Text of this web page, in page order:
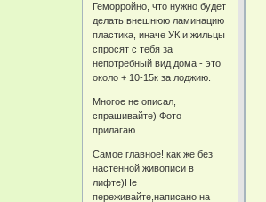
Геморройно, что нужно будет
делать внешнюю ламинацию
пластика, иначе УК и жильцы
спросят с тебя за
непотребный вид дома - это
около + 10-15к за лоджию.
Многое не описал,
спрашивайте) Фото
прилагаю.
Самое главное! как же без
настенной живописи в
лифте)Не
переживайте,написано на